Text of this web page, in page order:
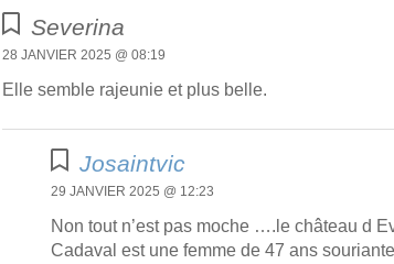
Severina
28 JANVIER 2025 @ 08:19
Elle semble rajeunie et plus belle.
Josaintvic
29 JANVIER 2025 @ 12:23
Non tout n’est pas moche ….le château d
Cadaval est une femme de 47 ans